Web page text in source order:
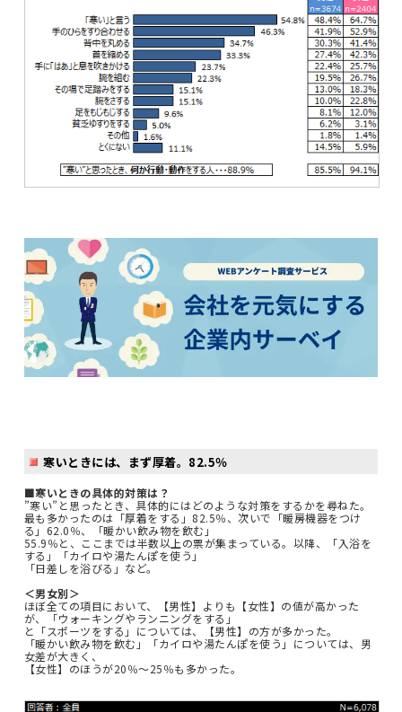
寒いときには、まず厚着。82.5％
■寒いときの具体的対策は？
”寒い”と思ったとき、具体的にはどのような対策をするかを尋ねた。
最も多かったのは「厚着をする」82.5％、次いで「暖房機器をつけ
る」62.0％、「暖かい飲み物を飲む」
55.9％と、ここまでは半数以上の票が集まっている。以降、「入浴を
する」「カイロや湯たんぽを使う」
「日差しを浴びる」など。
＜男女別＞
ほぼ全ての項目において、【男性】よりも【女性】の値が高かった
が、「ウォーキングやランニングをする」
と「スポーツをする」については、【男性】の方が多かった。
「暖かい飲み物を飲む」「カイロや湯たんぽを使う」については、男
女差が大きく、
【女性】のほうが20％～25％も多かった。